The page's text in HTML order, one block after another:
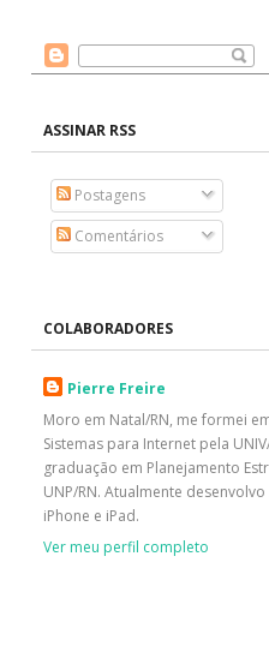
ASSINAR RSS
Postagens
Comentários
COLABORADORES
Pierre Freire
Moro em Natal/RN, me formei
Sistemas para Internet pela
graduação em Planejamento
UNP/RN. Atualmente
iPhone e iPad.
Ver meu perfil completo